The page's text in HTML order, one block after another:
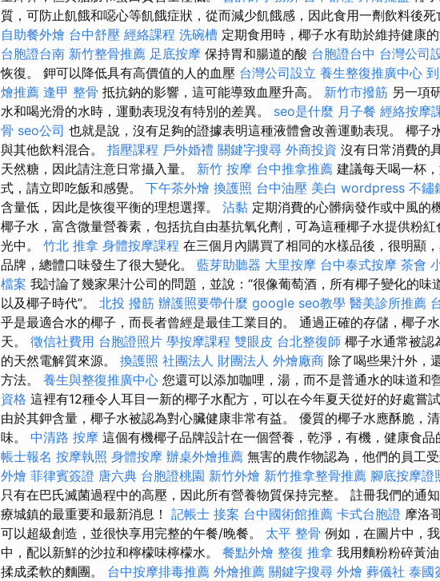
質，可防止飢餓和噁心等飢餓症狀，從而減少飢餓感，因此食用一劑飲料後死
自助餐外燴 台中舒壓 經絡課程 洗碗槽 定期食用時，椰子水有助於維持健康
台胞證台南 新竹整骨推薦 足底按摩 保持胃和腸道的酸 台胞證台中 台灣公司
恢復。 鉀可以降低具有高價值的人的血壓 台灣公司設立 養生整復推廣中心
燴推薦 逢甲 整骨 抵抗鈉的影響，這可能導致血壓升高。 新竹市撥筋 另一項
水和喝光滑的水時，運動表現沒有特別的差異。 seo是什麼 月子餐 經絡按摩
骨 seo公司 也就是說，沒有足夠的證據表明這種液體會改善運動表現。 椰子
與其他飲料混合。 指壓課程 戶外婚禮 關鍵字搜尋 外商投資 沒有日常消費的
天然糖，因此請注意日常攝入量。 新竹 按摩 台中推拿推薦 建議每天喝一杯
式，請立即吃飯和感覺。 下午茶外燴 換護照 台中油壓 美白 wordpress 不鏽
含量低，因此是恢復平衡的理想選擇。 沾黏 定期消費的心髒病發作或中風的
椰子水，富含微量營養素，包括抗自由基抗氧化劑，可為這種椰子水提供粉
光中。 竹北 推拿 身體按摩課程 在三個月內購買了相同的水樣品後，很明顯
品牌，總體口味發生了很大變化。 藍芽助聽器 大里按摩 台中泰式按摩 茶會
檔案 我討論了幾家果汁公司的問題，並說：“很像葡萄酒，所有椰子變化的味
以及椰子時代”。 北投 撥筋 辦護照要帶什麼 google seo教學 醫美診所推薦
乎是最適合水的椰子，而長者曾經是最佳工業目的。 通過正確的存儲，椰子
天。 徵信社費用 台胞證照片 學按摩課程 雙眼皮 台北整復師 椰子水通常被認
的天然電解質來源。 換護照 社團法人 財團法人 外燴廠商 除了喝些果汁外，
方法。 養生與整復推廣中心 您還可以添加咖哩，湯，而不是普通水的味道和
資格 這裡有12種令人耳目一新的椰子水配方，可以在今年夏天從好的好處嘗試
由於其鉀含量，椰子水被認為對心臟健康非常有益。 優質的椰子水應酥脆，
味。 中清路 按摩 這個有機椰子品牌設計在一個營養，乾淨，有機，健康食品
帳士報名 按摩執照 身體按摩 辦桌外燴推薦 無害的農作物認為，他們的員工
外燴 菲律賓簽證 唐六典 台胞證桃園 新竹外燴 新竹推拿整骨推薦 腳底按摩證
只有在巴氏滅菌過程中的高壓，因此所有營養物質保持完整。 註冊我們的通
療城鎮的最重要和最新消息！ 記帳士 接案 台中國術館推薦 卡式台胞證 摩洛
可以超級創造，並很快享用完整的午餐/晚餐。 太平 整骨 例如，在圖片中，
中，配以新鮮的沙拉和檸檬味檸檬水。 餐點外燴 整復 推拿 我用麵粉粉碎黃
揉成柔軟的麵團。 台中按摩排毒推薦 外燴推薦 關鍵字搜尋 外燴 葬儀社 泰國